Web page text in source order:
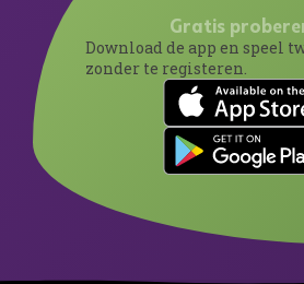
Gratis
Download de app en speel
zonder te registeren.